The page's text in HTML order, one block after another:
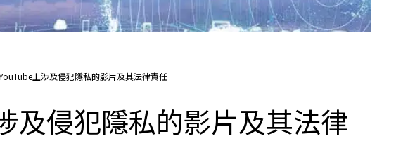
上涉及侵犯隱私的影片及其法律責任
及侵犯隱私的影片及其法律